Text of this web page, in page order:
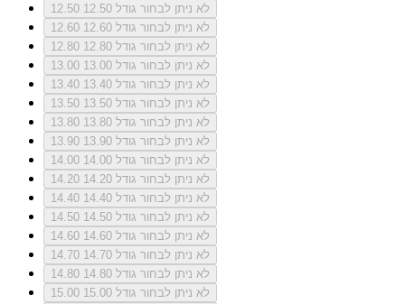
12.50
לא ניתן לבחור גודל 12.50
12.60
לא ניתן לבחור גודל 12.60
12.80
לא ניתן לבחור גודל 12.80
13.00
לא ניתן לבחור גודל 13.00
13.40
לא ניתן לבחור גודל 13.40
13.50
לא ניתן לבחור גודל 13.50
13.80
לא ניתן לבחור גודל 13.80
13.90
לא ניתן לבחור גודל 13.90
14.00
לא ניתן לבחור גודל 14.00
14.20
לא ניתן לבחור גודל 14.20
14.40
לא ניתן לבחור גודל 14.40
14.50
לא ניתן לבחור גודל 14.50
14.60
לא ניתן לבחור גודל 14.60
14.70
לא ניתן לבחור גודל 14.70
14.80
לא ניתן לבחור גודל 14.80
15.00
לא ניתן לבחור גודל 15.00